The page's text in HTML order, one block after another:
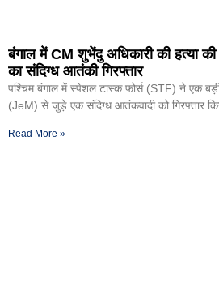
बंगाल में CM शुभेंदु अधिकारी की हत्या
का संदिग्ध आतंकी गिरफ्तार
पश्चिम बंगाल में स्पेशल टास्क फोर्स (STF) ने एक
(JeM) से जुड़े एक संदिग्ध आतंकवादी को गिरफ्तार
Read More »